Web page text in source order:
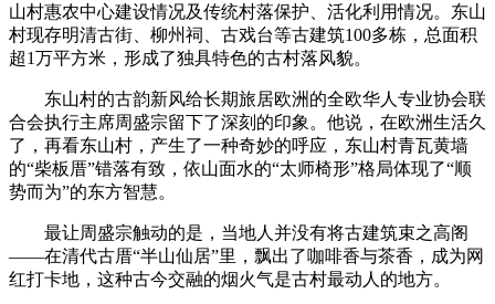
山村惠农中心建设情况及传统村落保护、活化利用情况。东山
村现存明清古街、柳州祠、古戏台等古建筑100多栋，总面积
超1万平方米，形成了独具特色的古村落风貌。
东山村的古韵新风给长期旅居欧洲的全欧华人专业协会联
合会执行主席周盛宗留下了深刻的印象。他说，在欧洲生活久
了，再看东山村，产生了一种奇妙的呼应，东山村青瓦黄墙
的“柴板厝”错落有致，依山面水的“太师椅形”格局体现了“顺
势而为”的东方智慧。
最让周盛宗触动的是，当地人并没有将古建筑束之高阁
——在清代古厝“半山仙居”里，飘出了咖啡香与茶香，成为网
红打卡地，这种古今交融的烟火气是古村最动人的地方。